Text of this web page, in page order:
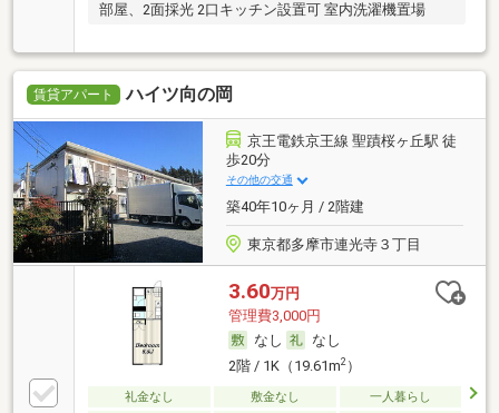
部屋、2面採光 2口キッチン設置可 室内洗濯機置場
賃貸アパート ハイツ向の岡
京王電鉄京王線 聖蹟桜ヶ丘駅 徒
歩20分
その他の交通
築40年10ヶ月 / 2階建
東京都多摩市連光寺３丁目
3.60万円
管理費3,000円
なし
なし
2階 / 1K（19.61m2）
礼金なし 敷金なし
一人暮らし